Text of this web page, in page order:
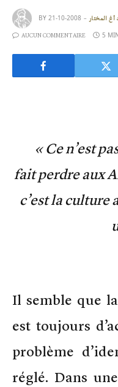
BY أغ المختار 2008-10-21
AUCUN COMMENTAIRE 5
« Ce n’est
fait perdre aux
c’est la culture
Il semble que
est toujours
problème
réglé. Dans